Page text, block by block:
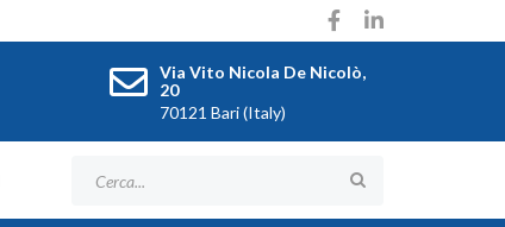
Via Vito Nicola De Nicolò,
20
70121 Bari (Italy)